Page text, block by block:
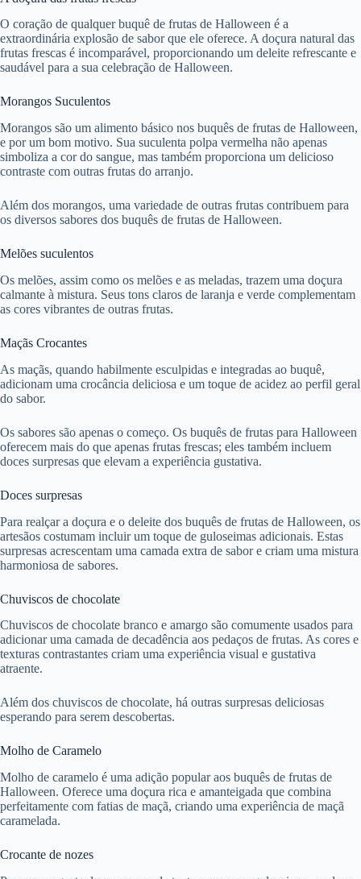
O coração de qualquer buquê de frutas de Halloween é a
extraordinária explosão de sabor que ele oferece. A doçura natural das
frutas frescas é incomparável, proporcionando um deleite refrescante e
saudável para a sua celebração de Halloween.
Morangos Suculentos
Morangos são um alimento básico nos buquês de frutas de Halloween,
e por um bom motivo. Sua suculenta polpa vermelha não apenas
simboliza a cor do sangue, mas também proporciona um delicioso
contraste com outras frutas do arranjo.
Além dos morangos, uma variedade de outras frutas contribuem para
os diversos sabores dos buquês de frutas de Halloween.
Melões suculentos
Os melões, assim como os melões e as meladas, trazem uma doçura
calmante à mistura. Seus tons claros de laranja e verde complementam
as cores vibrantes de outras frutas.
Maçãs Crocantes
As maçãs, quando habilmente esculpidas e integradas ao buquê,
adicionam uma crocância deliciosa e um toque de acidez ao perfil geral
do sabor.
Os sabores são apenas o começo. Os buquês de frutas para Halloween
oferecem mais do que apenas frutas frescas; eles também incluem
doces surpresas que elevam a experiência gustativa.
Doces surpresas
Para realçar a doçura e o deleite dos buquês de frutas de Halloween, os
artesãos costumam incluir um toque de guloseimas adicionais. Estas
surpresas acrescentam uma camada extra de sabor e criam uma mistura
harmoniosa de sabores.
Chuviscos de chocolate
Chuviscos de chocolate branco e amargo são comumente usados para
adicionar uma camada de decadência aos pedaços de frutas. As cores e
texturas contrastantes criam uma experiência visual e gustativa
atraente.
Além dos chuviscos de chocolate, há outras surpresas deliciosas
esperando para serem descobertas.
Molho de Caramelo
Molho de caramelo é uma adição popular aos buquês de frutas de
Halloween. Oferece uma doçura rica e amanteigada que combina
perfeitamente com fatias de maçã, criando uma experiência de maçã
caramelada.
Crocante de nozes